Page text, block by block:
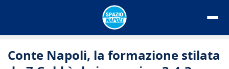
Conte Napoli, la formazione stilata